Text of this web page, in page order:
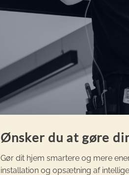
Ønsker du at gøre
Gør dit hjem smartere og mere
installation og opsætning af